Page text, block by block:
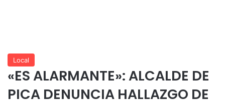
Local
«ES ALARMANTE»: ALCALDE DE
PICA DENUNCIA HALLAZGO DE